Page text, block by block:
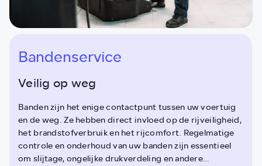
Bandenservice
Veilig op weg
Banden zijn het enige contactpunt tussen uw voertuig
en de weg. Ze hebben direct invloed op de rijveiligheid,
het brandstofverbruik en het rijcomfort. Regelmatige
controle en onderhoud van uw banden zijn essentieel
om slijtage, ongelijke drukverdeling en andere